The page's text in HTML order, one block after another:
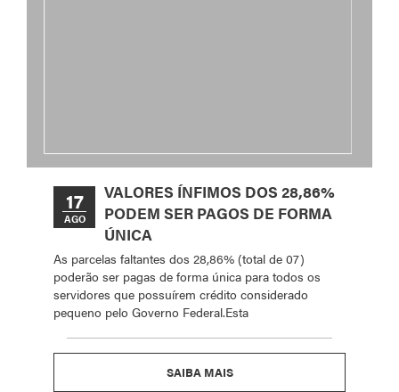
17
AGO
VALORES ÍNFIMOS DOS 28,86%
PODEM SER PAGOS DE FORMA
ÚNICA
As parcelas faltantes dos 28,86% (total de 07)
poderão ser pagas de forma única para todos os
servidores que possuírem crédito considerado
pequeno pelo Governo Federal.Esta
SAIBA MAIS